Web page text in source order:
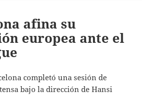
afina su
europea ante el
completó una sesión de
bajo la dirección de Hansi